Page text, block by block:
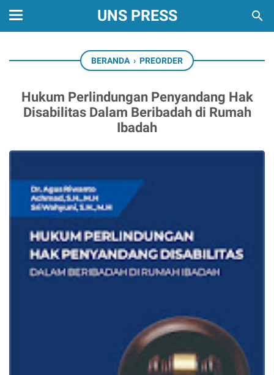
UNS PRESS
BERANDA › PREORDER
Hukum Perlindungan Penyandang Hak
Disabilitas Dalam Beribadah di Rumah
Ibadah